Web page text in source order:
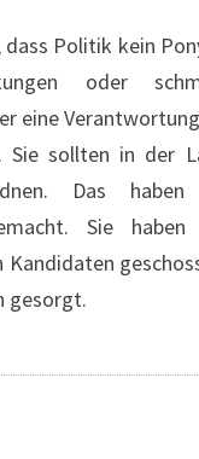
dass Politik kein
oder
eine
Sie sollten in der
Das
Sie
gesorgt.